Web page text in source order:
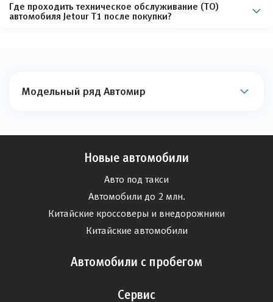
Где проходить техническое обслуживание (ТО)
автомобиля Jetour T1 после покупки?
Модельный ряд Автомир
Новые автомобили
Авто под такси
Автомобили до 2 млн.
Китайские кроссоверы и внедорожники
Китайские автомобили
Автомобили с пробегом
Сервис